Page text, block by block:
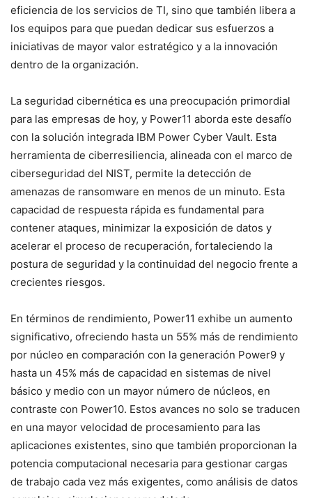
eficiencia de los servicios de TI, sino que también libera a
los equipos para que puedan dedicar sus esfuerzos a
iniciativas de mayor valor estratégico y a la innovación
dentro de la organización.
La seguridad cibernética es una preocupación primordial
para las empresas de hoy, y Power11 aborda este desafío
con la solución integrada IBM Power Cyber Vault. Esta
herramienta de ciberresiliencia, alineada con el marco de
ciberseguridad del NIST, permite la detección de
amenazas de ransomware en menos de un minuto. Esta
capacidad de respuesta rápida es fundamental para
contener ataques, minimizar la exposición de datos y
acelerar el proceso de recuperación, fortaleciendo la
postura de seguridad y la continuidad del negocio frente a
crecientes riesgos.
En términos de rendimiento, Power11 exhibe un aumento
significativo, ofreciendo hasta un 55% más de rendimiento
por núcleo en comparación con la generación Power9 y
hasta un 45% más de capacidad en sistemas de nivel
básico y medio con un mayor número de núcleos, en
contraste con Power10. Estos avances no solo se traducen
en una mayor velocidad de procesamiento para las
aplicaciones existentes, sino que también proporcionan la
potencia computacional necesaria para gestionar cargas
de trabajo cada vez más exigentes, como análisis de datos